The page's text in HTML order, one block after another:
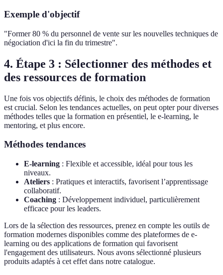
Exemple d'objectif
"Former 80 % du personnel de vente sur les nouvelles techniques de
négociation d'ici la fin du trimestre".
4. Étape 3 : Sélectionner des méthodes et
des ressources de formation
Une fois vos objectifs définis, le choix des méthodes de formation
est crucial. Selon les tendances actuelles, on peut opter pour diverses
méthodes telles que la formation en présentiel, le e-learning, le
mentoring, et plus encore.
Méthodes tendances
E-learning : Flexible et accessible, idéal pour tous les
niveaux.
Ateliers : Pratiques et interactifs, favorisent l’apprentissage
collaboratif.
Coaching : Développement individuel, particulièrement
efficace pour les leaders.
Lors de la sélection des ressources, prenez en compte les outils de
formation modernes disponibles comme des plateformes de e-
learning ou des applications de formation qui favorisent
l'engagement des utilisateurs. Nous avons sélectionné plusieurs
produits adaptés à cet effet dans notre catalogue.